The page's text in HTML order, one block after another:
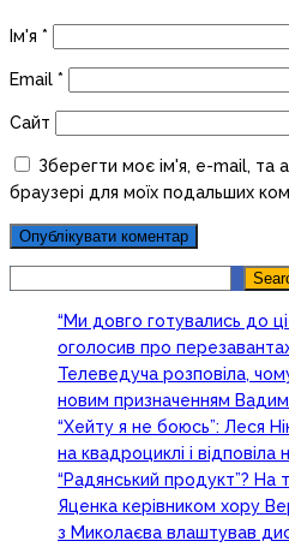
Ім'я *
Email *
Сайт
Зберегти моє ім'я, e-mail, та
браузері для моїх подальших
“Ми довго готувались до
оголосив про
Телеведуча розповіла,
новим призначенням
“Хейту я не боюсь”: Леся
на квадроциклі і відповіла
“Радянський продукт”? На
Яценка керівником хору
з Миколаєва влаштував